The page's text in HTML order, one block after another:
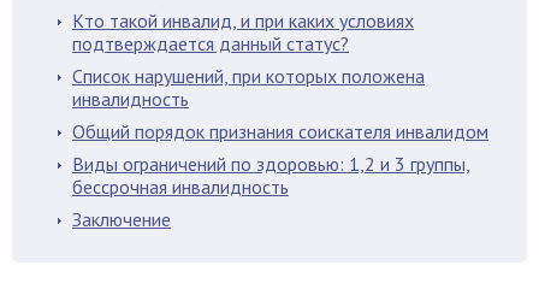
Кто такой инвалид, и при каких условиях
подтверждается данный статус?
Список нарушений, при которых положена
инвалидность
Общий порядок признания соискателя инвалидом
Виды ограничений по здоровью: 1,2 и 3 группы,
бессрочная инвалидность
Заключение